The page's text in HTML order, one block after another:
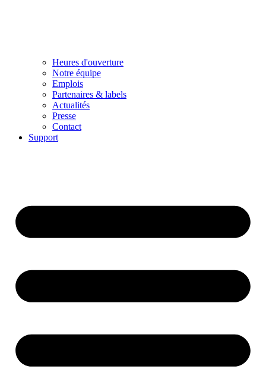
Heures d'ouverture
Notre équipe
Emplois
Partenaires & labels
Actualités
Presse
Contact
Support